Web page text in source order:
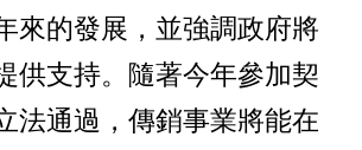
來的發展，並強調政府將
供支持。隨著今年參加契
法通過，傳銷事業將能在